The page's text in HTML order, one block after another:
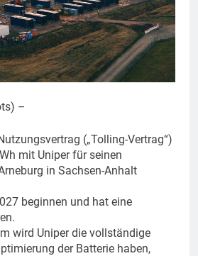
–
(„Tolling-Vertrag“)
mit Uniper für seinen
in Sachsen-Anhalt
beginnen und hat eine
wird Uniper die vollständige
der Batterie haben,